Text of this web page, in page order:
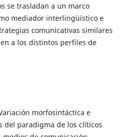
se trasladan a un marco
mediador interlingüístico e
comunicativas similares
a los distintos perfiles de
morfosintáctica e
del paradigma de los clíticos